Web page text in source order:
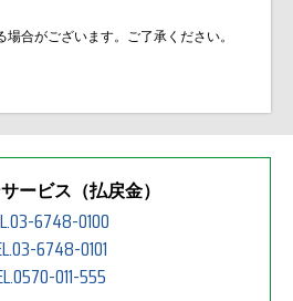
合がございます。ご了承ください。
ービス（払戻金）
6748-0100
6748-0101
011-555